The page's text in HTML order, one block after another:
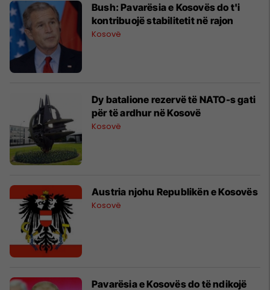
Bush: Pavarësia e Kosovës do t'i
kontribuojë stabilitetit në rajon
Kosovë
Dy batalione rezervë të NATO-s gati
për të ardhur në Kosovë
Kosovë
Austria njohu Republikën e Kosovës
Kosovë
Pavarësia e Kosovës do të ndikojë